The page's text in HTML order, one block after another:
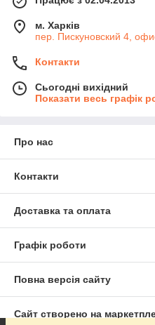
м. Харків
пер. Пискуновский 4,
Контакти
Сьогодні вихідний
Показати весь графік
Про нас
Контакти
Доставка та оплата
Графік роботи
Повна версія сайту
Сайт створено на